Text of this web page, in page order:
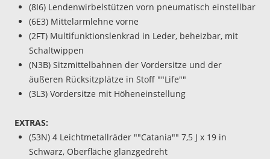
(8I6) Lendenwirbelstützen vorn pneumatisch einstellbar
(6E3) Mittelarmlehne vorne
(2FT) Multifunktionslenkrad in Leder, beheizbar, mit
Schaltwippen
(N3B) Sitzmittelbahnen der Vordersitze und der
äußeren Rücksitzplätze in Stoff ""Life""
(3L3) Vordersitze mit Höheneinstellung
EXTRAS:
(53N) 4 Leichtmetallräder ""Catania"" 7,5 J x 19 in
Schwarz, Oberfläche glanzgedreht